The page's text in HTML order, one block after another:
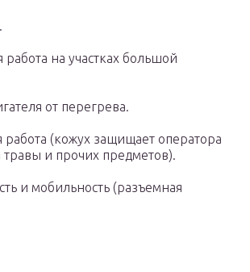
работа на участках большой
от перегрева.
работа (кожух защищает оператора
травы и прочих предметов).
и мобильность (разъемная